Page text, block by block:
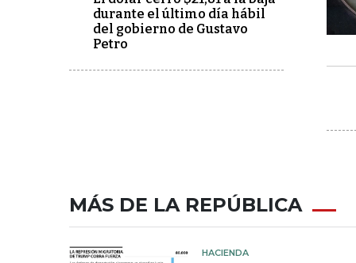
durante el último día hábil
del gobierno de Gustavo
Petro
MÁS DE LA REPÚBLICA
HACIENDA